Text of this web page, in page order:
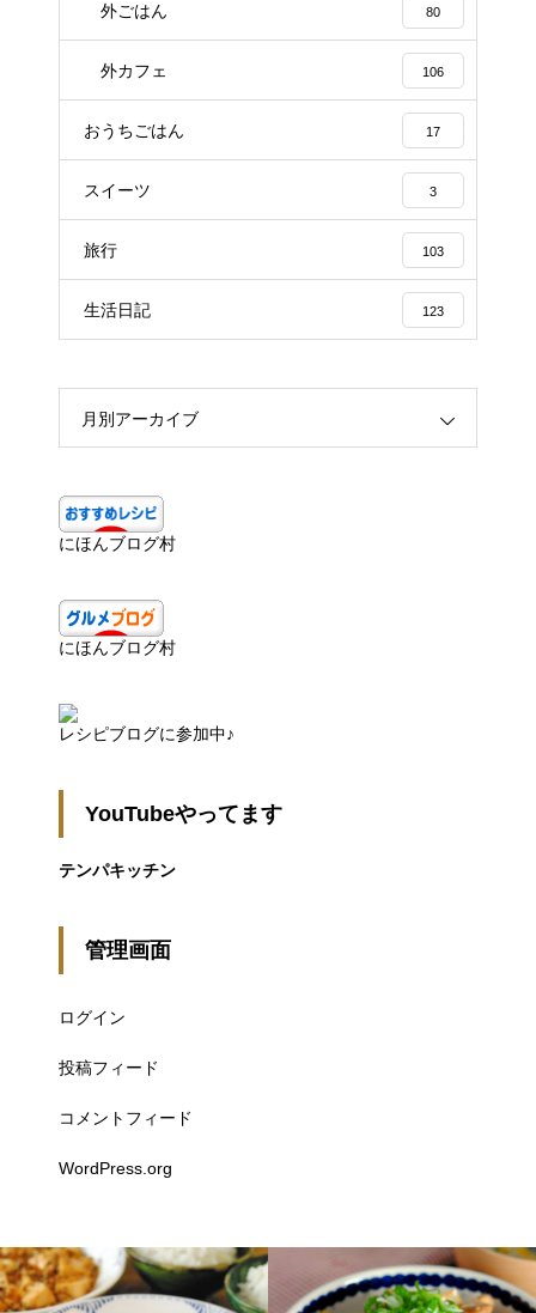
外ごはん 80
外カフェ 106
おうちごはん 17
スイーツ 3
旅行 103
生活日記 123
月別アーカイブ
にほんブログ村
にほんブログ村
レシピブログに参加中♪
YouTubeやってます
テンパキッチン
管理画面
ログイン
投稿フィード
コメントフィード
WordPress.org